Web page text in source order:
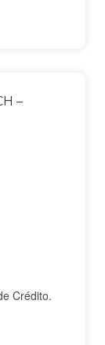
–
Crédito.